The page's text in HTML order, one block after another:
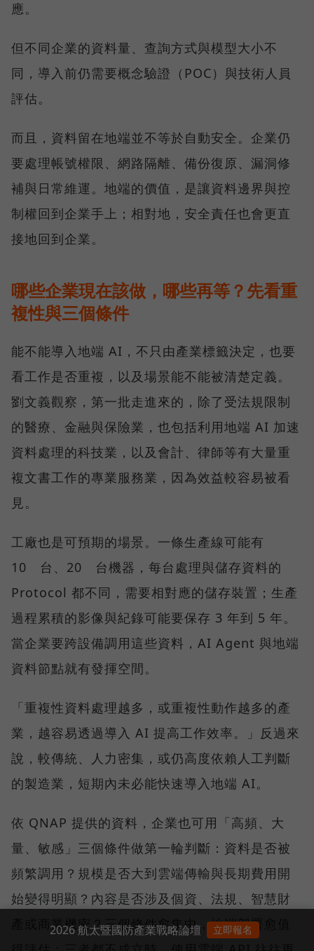
應。
但不同企業的資料量、查詢方式與模型大小不
同，導入前仍需要概念驗證（POC）與技術人員
評估。
而且，資料留在地端並不等於自動安全。企業仍
要處理帳號權限、網路隔離、備份復原、漏洞修
補與日常維運。地端的價值，是讓資料邊界與控
制權回到企業手上；相對地，安全責任也會更直
接地回到企業。
哪些企業現在該做，哪些再等？先看重
複性與三個條件
能不能導入地端 AI，不只由產業標籤決定，也要
看工作是否重複，以及場景能不能被清楚定義。
劉文義觀察，第一批走進來的，除了受法規限制
的醫療、金融與保險業，也包括利用地端 AI 加速
資料處理的科技業，以及會計、律師等有大量重
複文書工作的專業服務業，因為效益較容易被看
見。
工廠也是可預期的場景。一條生產線可能有
10 台、20 台機器，每台處理與儲存資料的
Protocol 都不同，需要相對應的儲存裝置；生產
過程累積的影像與紀錄可能要保存 3 年到 5 年。
當企業要跨設備調用這些資料，AI Agent 與地端
資料節點就有發揮空間。
「重複性資料處理越多，或重複性動作越多的產
業，越容易透過導入 AI 提高工作效率。」反過來
說，較傳統、人力密集，或仍高度依賴人工判斷
的製造業，短期內未必能快速導入地端 AI。
依 QNAP 提供的資料，企業也可用「高頻、大
量、敏感」三個條件做第一輪判斷：資料是否被
頻繁調用？規模是否大到雲端傳輸與長期費用開
始變得明顯？內容是否涉及個資、法規、智慧財
產或商業機密？三個條件愈集中，地端部署愈值
2026 航太暨國防產業戰略論壇 立即報名